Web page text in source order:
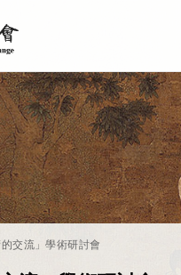
交流」學術研討會